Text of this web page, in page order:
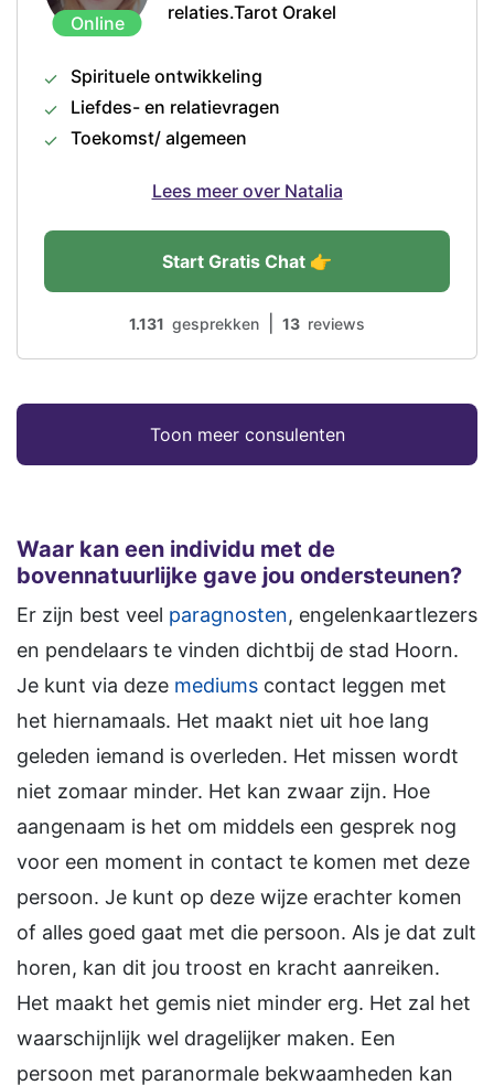
Online
relaties.Tarot Orakel
Spirituele ontwikkeling
Liefdes- en relatievragen
Toekomst/ algemeen
13 reviews
1.131 gesprekken
Start Gratis Chat 👉
Lees meer over Natalia
Toon meer consulenten
Waar kan een individu met de
bovennatuurlijke gave jou ondersteunen?
Er zijn best veel paragnosten, engelenkaartlezers
en pendelaars te vinden dichtbij de stad Hoorn.
Je kunt via deze mediums contact leggen met
het hiernamaals. Het maakt niet uit hoe lang
geleden iemand is overleden. Het missen wordt
niet zomaar minder. Het kan zwaar zijn. Hoe
aangenaam is het om middels een gesprek nog
voor een moment in contact te komen met deze
persoon. Je kunt op deze wijze erachter komen
of alles goed gaat met die persoon. Als je dat zult
horen, kan dit jou troost en kracht aanreiken.
Het maakt het gemis niet minder erg. Het zal het
waarschijnlijk wel dragelijker maken. Een
persoon met paranormale bekwaamheden kan